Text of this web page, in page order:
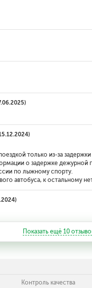
только из-за
о задержке дежурной
по лыжному спорту.
автобуса, к остальному
Показать ещё 10
Контроль качества